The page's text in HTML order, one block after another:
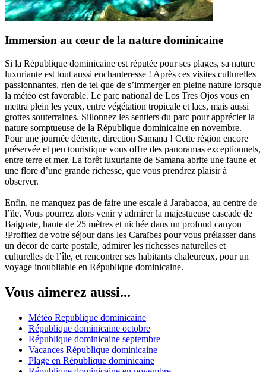
Immersion au cœur de la nature dominicaine
Si la République dominicaine est réputée pour ses plages, sa nature
luxuriante est tout aussi enchanteresse ! Après ces visites culturelles
passionnantes, rien de tel que de s’immerger en pleine nature lorsque
la météo est favorable. Le parc national de Los Tres Ojos vous en
mettra plein les yeux, entre végétation tropicale et lacs, mais aussi
grottes souterraines. Sillonnez les sentiers du parc pour apprécier la
nature somptueuse de la République dominicaine en novembre.
Pour une journée détente, direction Samana ! Cette région encore
préservée et peu touristique vous offre des panoramas exceptionnels,
entre terre et mer. La forêt luxuriante de Samana abrite une faune et
une flore d’une grande richesse, que vous prendrez plaisir à
observer.
Enfin, ne manquez pas de faire une escale à Jarabacoa, au centre de
l’île. Vous pourrez alors venir y admirer la majestueuse cascade de
Baiguate, haute de 25 mètres et nichée dans un profond canyon
!Profitez de votre séjour dans les Caraïbes pour vous prélasser dans
un décor de carte postale, admirer les richesses naturelles et
culturelles de l’île, et rencontrer ses habitants chaleureux, pour un
voyage inoubliable en République dominicaine.
Vous aimerez aussi...
Météo Republique dominicaine
République dominicaine octobre
République dominicaine septembre
Vacances République dominicaine
Plage en République dominicaine